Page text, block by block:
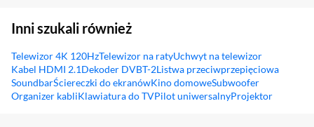
Inni szukali również
Telewizor 4K 120HzTelewizor na ratyUchwyt na telewizor
Kabel HDMI 2.1Dekoder DVBT-2Listwa przeciwprzepięciowa
SoundbarŚciereczki do ekranówKino domoweSubwoofer
Organizer kabliKlawiatura do TVPilot uniwersalnyProjektor